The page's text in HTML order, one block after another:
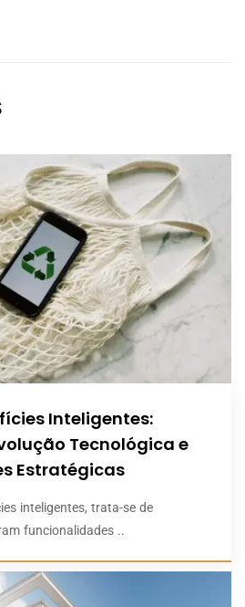
Inteligentes:
Tecnológica e
Estratégicas
inteligentes, trata-se de
funcionalidades ..